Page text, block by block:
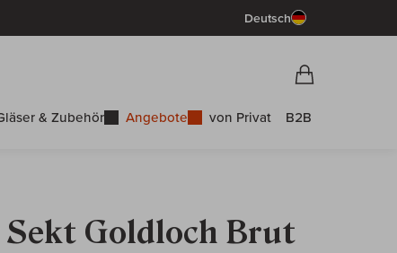
Deutsch
& Zubehör Angebote von Privat B2B
Goldloch Brut